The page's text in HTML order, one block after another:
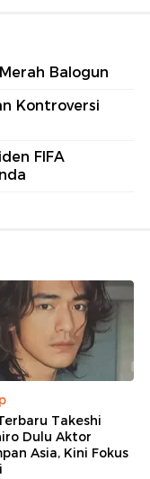
Balogun
Kontroversi
FIFA
Takeshi
Dulu Aktor
Asia, Kini Fokus